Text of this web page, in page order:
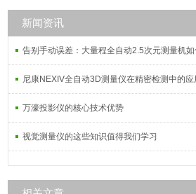
新闻资讯
告别手动误差：大量程全自动2.5次元测量机
尼康NEXIV全自动3D测量仪在精密检测中的应
万濠投影仪的核心技术优势
视觉测量仪的这些知识值得我们学习